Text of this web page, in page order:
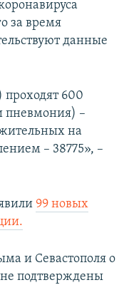
за время
данные
проходят 600
пневмония) –
на
– 38775», –
99 новых
и Севастополя о
подтверждены